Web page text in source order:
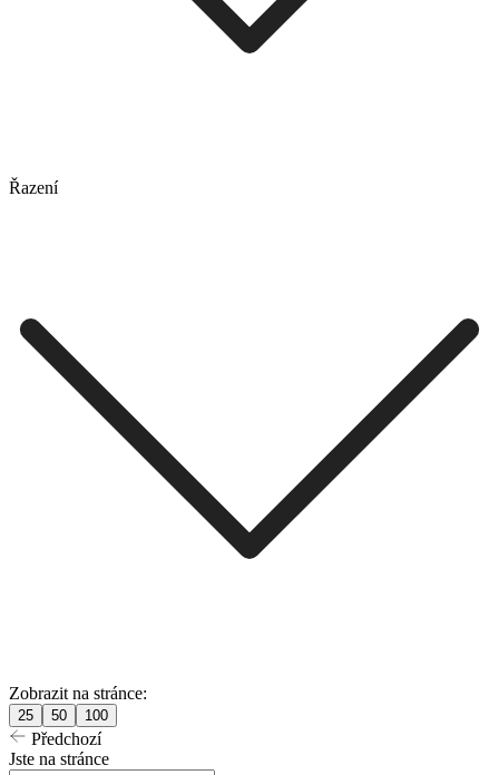
Řazení
Zobrazit na stránce:
25 50 100
Předchozí
Jste na stránce